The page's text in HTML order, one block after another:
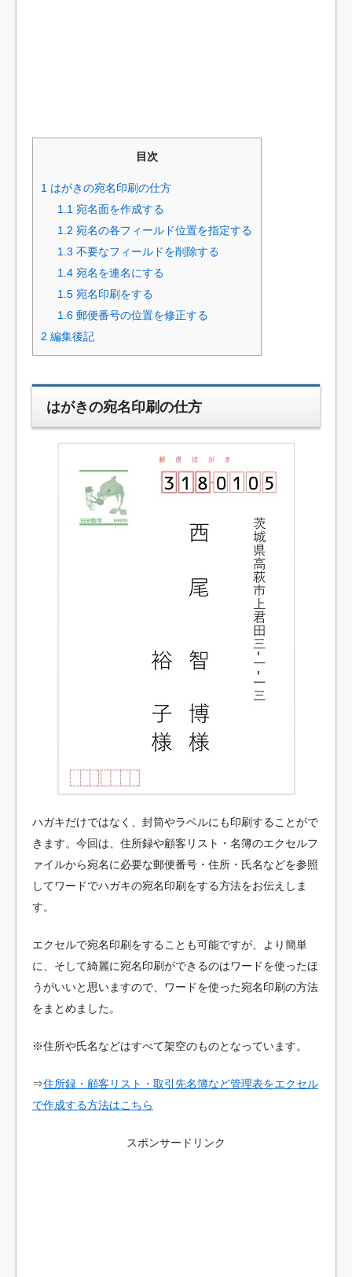
目次
1 はがきの宛名印刷の仕方
1.1 宛名面を作成する
1.2 宛名の各フィールド位置を指定する
1.3 不要なフィールドを削除する
1.4 宛名を連名にする
1.5 宛名印刷をする
1.6 郵便番号の位置を修正する
2 編集後記
はがきの宛名印刷の仕方
ハガキだけではなく、封筒やラベルにも印刷することがで
きます。今回は、住所録や顧客リスト・名簿のエクセルフ
ァイルから宛名に必要な郵便番号・住所・氏名などを参照
してワードでハガキの宛名印刷をする方法をお伝えしま
す。
エクセルで宛名印刷をすることも可能ですが、より簡単
に、そして綺麗に宛名印刷ができるのはワードを使ったほ
うがいいと思いますので、ワードを使った宛名印刷の方法
をまとめました。
※住所や氏名などはすべて架空のものとなっています。
⇒住所録・顧客リスト・取引先名簿など管理表をエクセル
で作成する方法はこちら
スポンサードリンク